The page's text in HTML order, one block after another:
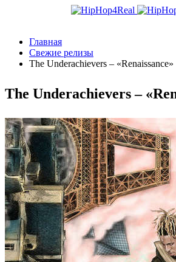
Главная
Свежие релизы
The Underachievers – «Renaissance»
The Underachievers –